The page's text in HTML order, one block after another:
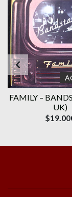
FAMILY ‎–
UK)